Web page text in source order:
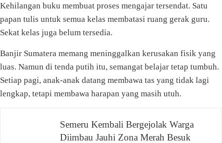
Kehilangan buku membuat proses mengajar tersendat. Satu
papan tulis untuk semua kelas membatasi ruang gerak guru.
Sekat kelas juga belum tersedia.
Banjir Sumatera memang meninggalkan kerusakan fisik yang
luas. Namun di tenda putih itu, semangat belajar tetap tumbuh.
Setiap pagi, anak-anak datang membawa tas yang tidak lagi
lengkap, tetapi membawa harapan yang masih utuh.
NavigasiSemeru Kembali Bergejolak Warga
Diimbau Jauhi Zona Merah Besuk